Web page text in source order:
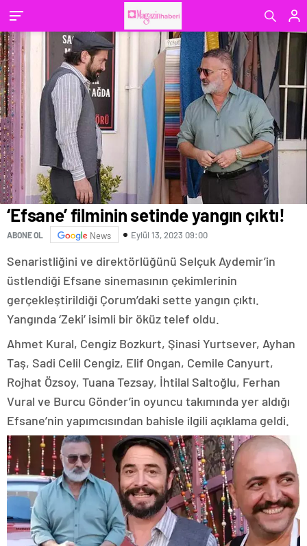
‘Efsane’ filminin setinde yangın çıktı!
ABONE OL News Eylül 13, 2023 09:00
Senaristliğini ve direktörlüğünü Selçuk Aydemir’in
üstlendiği Efsane sinemasının çekimlerinin
gerçekleştirildiği Çorum’daki sette yangın çıktı.
Yangında ‘Zeki’ isimli bir öküz telef oldu.
Ahmet Kural, Cengiz Bozkurt, Şinasi Yurtsever, Ayhan
Taş, Sadi Celil Cengiz, Elif Ongan, Cemile Canyurt,
Rojhat Özsoy, Tuana Tezsay, İhtilal Saltoğlu, Ferhan
Vural ve Burcu Gönder’in oyuncu takımında yer aldığı
Efsane’nin yapımcısından bahisle ilgili açıklama geldi.